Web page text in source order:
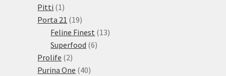
Pitti 1 1
produkt
Porta 21 1919
produktů
Feline Finest 1313
Superfood 66
Prolife 22
produkty
Purina One 4040